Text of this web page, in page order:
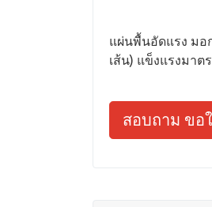
แผ่นพื้นอัดแรง มอ
เส้น) แข็งแรงมาต
สอบถาม ขอ